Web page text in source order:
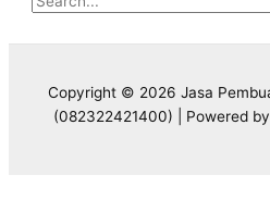
Copyright © 2026 Jasa
(082322421400) | Powered by